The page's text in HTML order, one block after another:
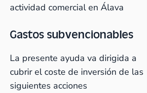
actividad comercial en Álava
Gastos subvencionables
La presente ayuda va dirigida a
cubrir el coste de inversión de las
siguientes acciones